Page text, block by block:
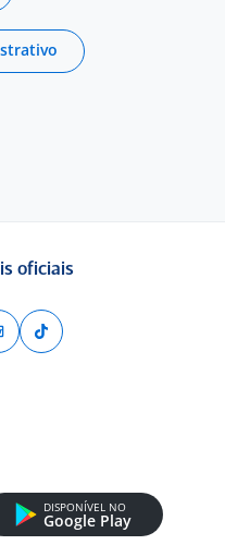
oficiais
DISPONÍVEL NO
Google Play